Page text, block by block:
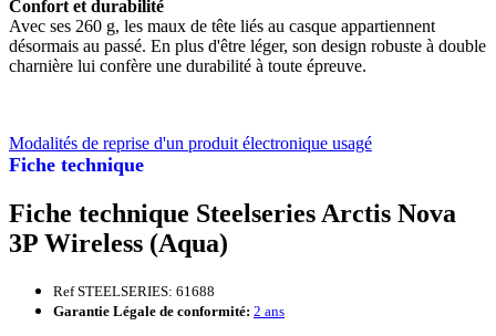
Fiche technique
Confort et durabilité
Avec ses 260 g, les maux de tête liés au casque appartiennent
désormais au passé. En plus d'être léger, son design robuste à double
charnière lui confère une durabilité à toute épreuve.
Modalités de reprise d'un produit électronique usagé
Fiche technique Steelseries Arctis Nova
3P Wireless (Aqua)
Ref STEELSERIES: 61688
Garantie Légale de conformité: 2 ans